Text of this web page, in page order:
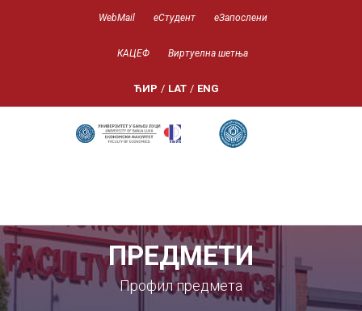
WebMail еСтудент еЗапослени
КАЦЕФ Виртуелна шетња
ЋИР / LAT / ENG
ПРЕДМЕТИ
Профил предмета